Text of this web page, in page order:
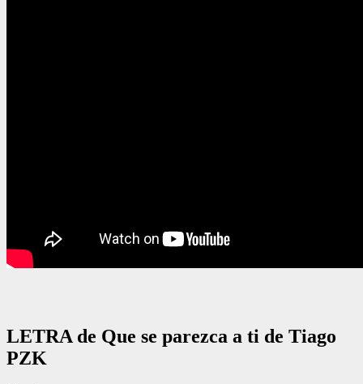
LETRA de Que se parezca a ti de Tiago
PZK